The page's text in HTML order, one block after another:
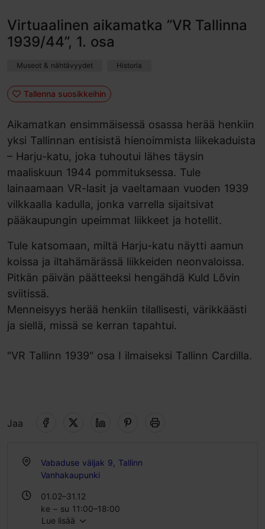
Virtuaalinen aikamatka ”VR Tallinna
1939/44”, 1. osa
Museot & nähtävyydet Historia
Tallenna suosikkeihin
Aikamatkan ensimmäisessä osassa herää henkiin
yksi Tallinnan entisistä hienoimmista liikekaduista
– Harju-katu, joka tuhoutui lähes täysin
maaliskuun 1944 pommituksessa. Tule
lainaamaan VR-lasit ja vaeltamaan vuoden 1939
vilkkaalla kadulla, jonka varrella sijaitsivat
pääkaupungin upeimmat liikkeet ja hotellit.
Tule katsomaan, miltä Harju-katu näytti aamun
koissa ja iltahämärässä liikkeiden neonvaloissa.
Pitkän päivän päätteeksi hengähdä Kuld Lõvin
sviitissä.
Menneisyys herää henkiin tilallisesti, värikkäästi
ja siellä, missä se kerran tapahtui.
"VR Tallinn 1939" osa I ilmaiseksi Tallinn Cardilla.
Jaa
Vabaduse väljak 9, Tallinn
Vanhakaupunki
01.02–31.12
ke – su 11:00–18:00
Lue lisää